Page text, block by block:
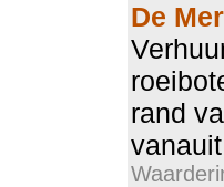
De
rand